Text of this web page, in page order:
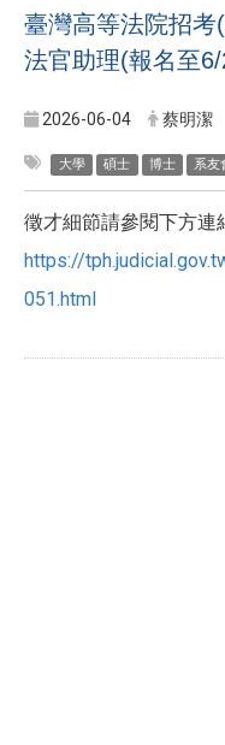
臺灣高等法院招
法官助理(報名至
2026-06-04 蔡明潔
大學 碩士 博士 系友
徵才細節請參閱下方連
https://
051.html